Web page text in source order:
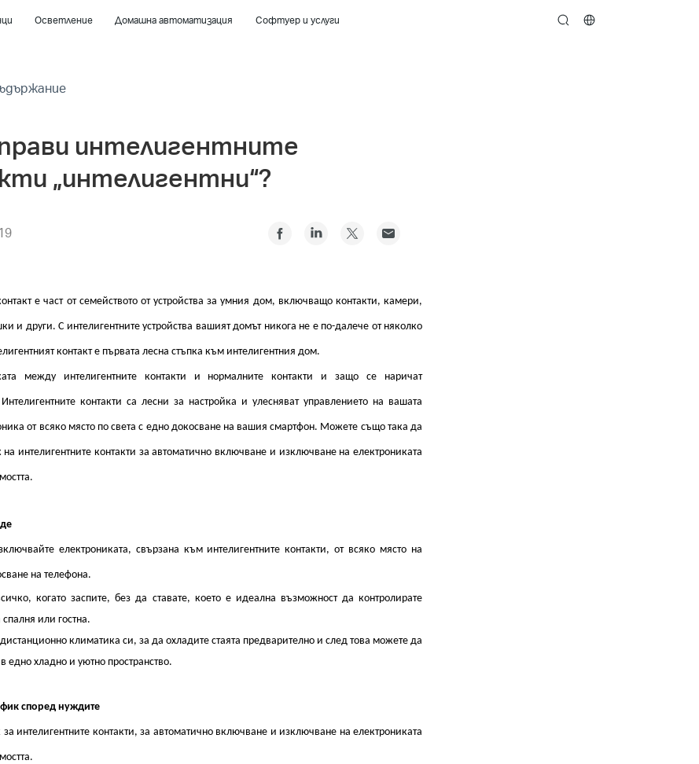
Осветление Домашна автоматизация Софтуер и услуги search
интелигентните
„интелигентни“?
е част от семейството от устройства за умния дом, включващо контакти, камери,
и други. С интелигентните устройства вашият домът никога не е по-далече от няколко
контакт е първата лесна стъпка към интелигентния дом.
между интелигентните контакти и нормалните контакти и защо се наричат
Интелигентните контакти са лесни за настройка и улесняват управлението на вашата
от всяко място по света с едно докосване на вашия смартфон. Можете също така да
на интелигентните контакти за автоматично включване и изключване на електрониката
електрониката, свързана към интелигентните контакти, от всяко място на
на телефона.
когато заспите, без да ставате, което е идеална възможност да контролирате
или гостна.
климатика си, за да охладите стаята предварително и след това можете да
едно хладно и уютно пространство.
според нуждите
за интелигентните контакти, за автоматично включване и изключване на електрониката